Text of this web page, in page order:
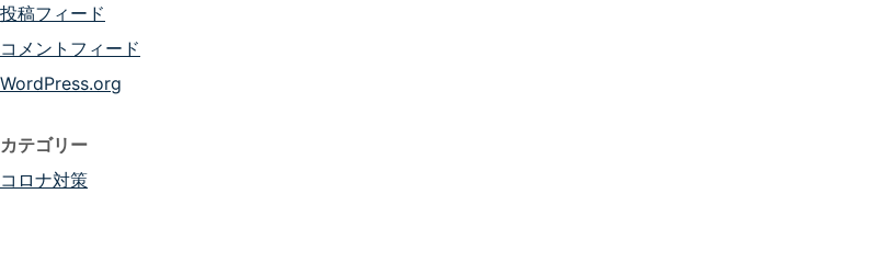
投稿フィード
コメントフィード
WordPress.org
カテゴリー
コロナ対策